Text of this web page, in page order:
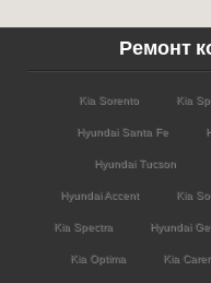
Ремонт
Kia Sorento Kia
Hyundai Santa Fe
Hyundai Tucson
Hyundai Accent Kia
Kia Spectra Hyundai
Kia Optima Kia